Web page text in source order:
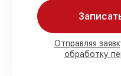
работ
90%запчастей
складе в
Отправляя
обработку